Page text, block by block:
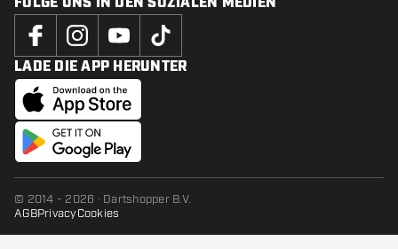
LADE DIE APP HERUNTER
© 2014 - 2026 · Dartshopper B.V.
AGBPrivacyCookies